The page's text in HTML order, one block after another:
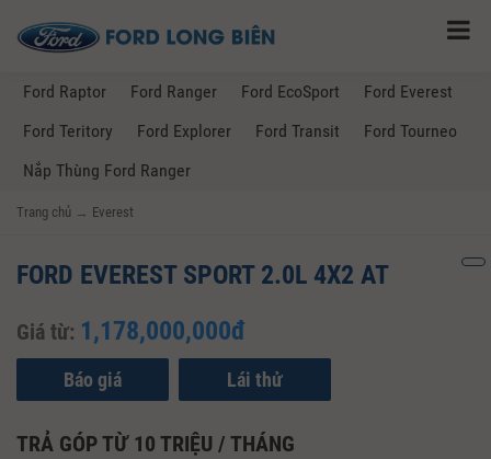
Ford Raptor Ford Ranger Ford EcoSport
Ford Everest
Ford Teritory
Ford Explorer Ford Transit
Ford Tourneo
Nắp Thùng Ford Ranger
Trang chủ → Everest
FORD EVEREST SPORT 2.0L 4X2 AT
Giá từ: 1,178,000,000đ
Báo giá Lái thử
TRẢ GÓP TỪ 10 TRIỆU / THÁNG